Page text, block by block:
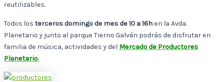
reutilizables.
Todos los terceros domingo de mes de 10 a 16hen la Avda.
Planetario y junto al parque Tierno Galván podrás de disfrutar en
familia de música, actividades y del Mercado de Productores
Planetario.